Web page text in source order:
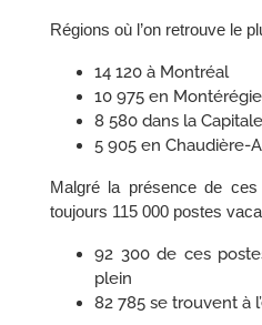
Régions où l’on retrouve le
14 120 à Montréal
10 975 en Montérégie
8 580 dans la
5 905 en Chaudière-
Malgré la présence de
toujours 115 000 postes
92 300 de ces
plein
82 785 se trouvent à